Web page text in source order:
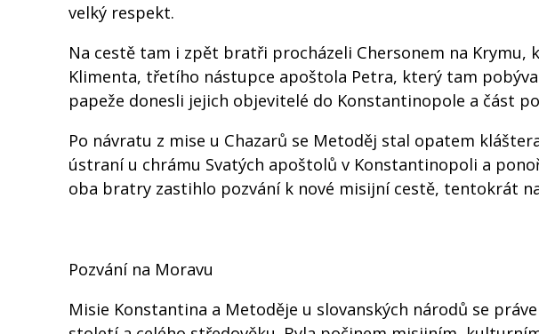
velký respekt.
Na cestě tam i zpět bratři procházeli Chersonem na Krymu,
Klimenta, třetího nástupce apoštola Petra, který tam
papeže donesli jejich objevitelé do Konstantinopole a část
Po návratu z mise u Chazarů se Metoděj stal opatem
ústraní u chrámu Svatých apoštolů v Konstantinopoli a
oba bratry zastihlo pozvání k nové misijní cestě, tentokrát
Pozvání na Moravu
Misie Konstantina a Metoděje u slovanských národů se